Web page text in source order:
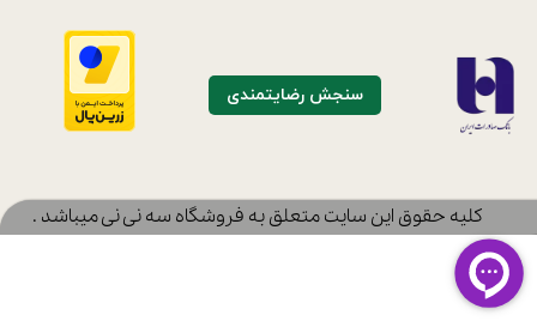
سنجش رضایتمندی
​کلیه حقوق این سایت متعلق به فروشگاه سه نی نی میباشد .